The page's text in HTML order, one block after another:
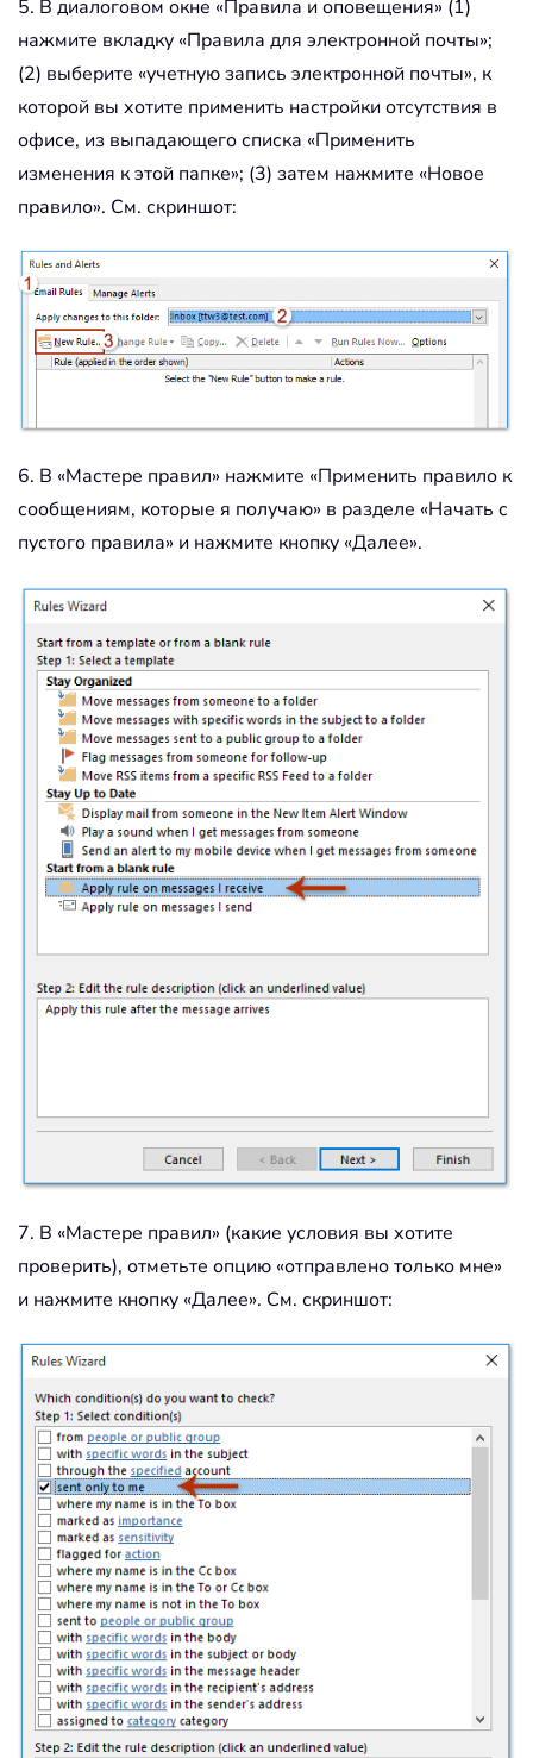
5. В диалоговом окне «Правила и оповещения» (1)
нажмите вкладку «Правила для электронной почты»;
(2) выберите «учетную запись электронной почты», к
которой вы хотите применить настройки отсутствия в
офисе, из выпадающего списка «Применить
изменения к этой папке»; (3) затем нажмите «Новое
правило». См. скриншот:
6. В «Мастере правил» нажмите «Применить правило к
сообщениям, которые я получаю» в разделе «Начать с
пустого правила» и нажмите кнопку «Далее».
7. В «Мастере правил» (какие условия вы хотите
проверить), отметьте опцию «отправлено только мне»
и нажмите кнопку «Далее». См. скриншот: